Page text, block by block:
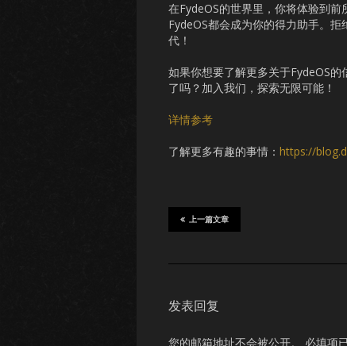
在FydeOS的世界里，你将体验到
FydeOS都会成为你的得力助手。
代！
如果你想要了解更多关于FydeOS
了吗？加入我们，探索无限可能！
详情参考
了解更多有趣的事情： https://
上一篇文章
发表回复
您的邮箱地址不会被公开。 必填项